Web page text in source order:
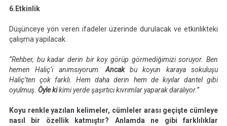
6.Etkinlik
Düşünceye yön veren ifadeler üzerinde durulacak ve etkinlikteki
çalışma yapılacak.
“Rehber, bu kadar derin bir koy görüp görmediğimizi soruyor. Ben
hemen Haliç’i anımsıyorum. Ancakbu koyun karaya sokuluşu
Haliç’ten çok farklı. Hem daha derin hem de kıyılar dantel gibi
oyulmuş. Öyle kikimi yerde şaşırtıcı kıvrımlar yaparak daralıyor.”
Koyu renkle yazılan kelimeler, cümleler arası geçişte cümleye
nasıl bir özellik katmıştır? Anlamda ne gibi farklılıklar